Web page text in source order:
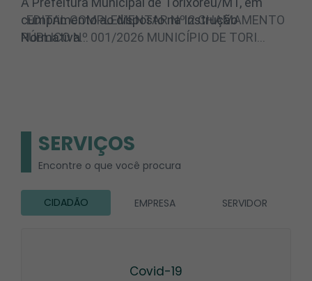
EDITAL COMPLEMENTAR Nº 2 CHAMAMENTO
PÚBLICO Nº 001/2026 MUNICÍPIO DE TORI…
SERVIÇOS
Encontre o que você procura
CIDADÃO EMPRESA SERVIDOR
Covid-19